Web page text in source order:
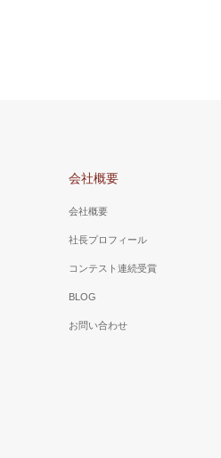
会社概要
会社概要
社長プロフィール
コンテスト連続受賞
BLOG
お問い合わせ